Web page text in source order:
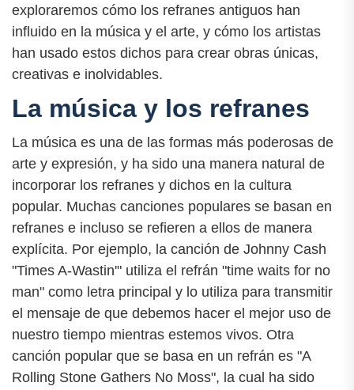
exploraremos cómo los refranes antiguos han
influido en la música y el arte, y cómo los artistas
han usado estos dichos para crear obras únicas,
creativas e inolvidables.
La música y los refranes
La música es una de las formas más poderosas de
arte y expresión, y ha sido una manera natural de
incorporar los refranes y dichos en la cultura
popular. Muchas canciones populares se basan en
refranes e incluso se refieren a ellos de manera
explícita. Por ejemplo, la canción de Johnny Cash
"Times A-Wastin'" utiliza el refrán "time waits for no
man" como letra principal y lo utiliza para transmitir
el mensaje de que debemos hacer el mejor uso de
nuestro tiempo mientras estemos vivos. Otra
canción popular que se basa en un refrán es "A
Rolling Stone Gathers No Moss", la cual ha sido